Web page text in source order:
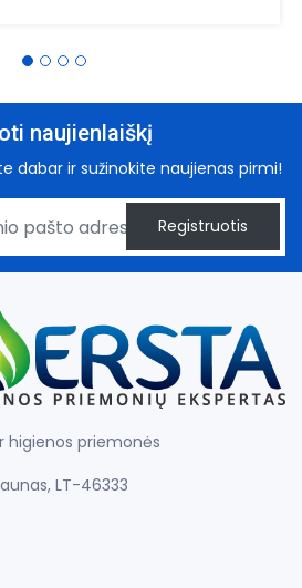
naujienlaiškį
dabar ir sužinokite naujienas pirmi!
Registruotis
higienos priemonės
LT-46333